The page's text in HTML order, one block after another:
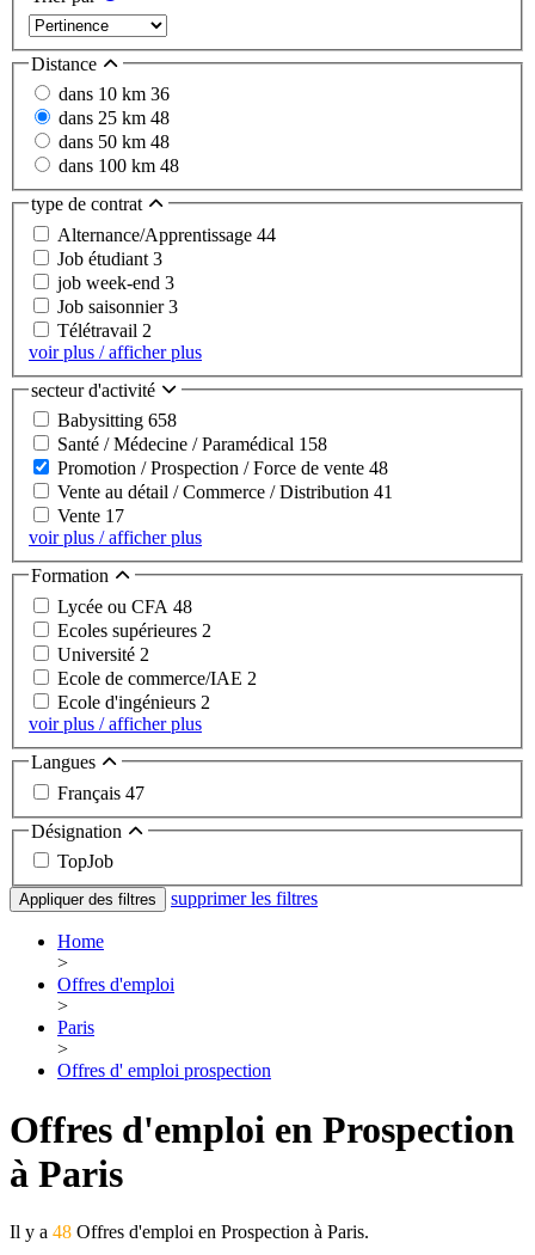
Distance
dans 10 km 36
dans 25 km 48
dans 50 km 48
dans 100 km 48
type de contrat
Alternance/Apprentissage 44
Job étudiant 3
job week-end 3
Job saisonnier3
Télétravail 2
voir plus / afficher plus
secteur d'activité
Babysitting 658
Santé / Médecine / Paramédical 158
Promotion / Prospection / Force de vente 48
Vente au détail / Commerce / Distribution 41
Vente 17
voir plus / afficher plus
Formation
Lycée ou CFA 48
Ecoles supérieures 2
Université 2
Ecole de commerce/IAE 2
Ecole d'ingénieurs 2
voir plus / afficher plus
Langues
Français 47
Désignation
TopJob
Appliquer des filtres supprimer les filtres
Home
>
Offres d'emploi
>
Paris
>
Offres d' emploi prospection
Offres d'emploi en Prospection
à Paris
Il y a 48 Offres d'emploi en Prospection à Paris.